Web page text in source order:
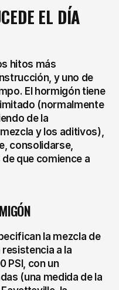
EL DÍA
hitos más
y uno de
El hormigón tiene
(normalmente
de la
y los aditivos),
consolidarse,
que comience a
la mezcla de
a la
PSI, con un
(una medida de la